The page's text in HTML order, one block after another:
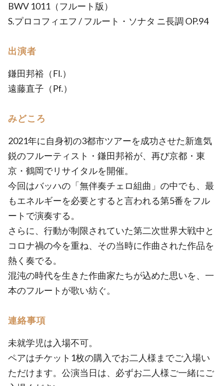
BWV 1011（フルート版）
S.プロコフィエフ / フルート・ソナタ ニ長調 OP.94
出演者
鎌田邦裕（Fl.）
遠藤直子（Pf.）
みどころ
2021年に自身初の3都市ツアーを成功させた新進気
鋭のフルーティスト・鎌田邦裕が、再び京都・東
京・鶴岡でリサイタルを開催。
今回はバッハの「無伴奏チェロ組曲」の中でも、最
もエネルギーを必要とすると言われる第5番をフル
ートで演奏する。
さらに、行動が制限されていた第二次世界大戦中と
コロナ禍の今を重ね、その当時に作曲された作品を
熱く奏でる。
混沌の時代を生きた作曲家たちが込めた思いを、一
本のフルートが歌い紡ぐ。
連絡事項
未就学児は入場不可。
ペアはチケット1枚の購入でお二人様までご入場い
ただけます。公演当日は、必ずお二人様ご一緒にご